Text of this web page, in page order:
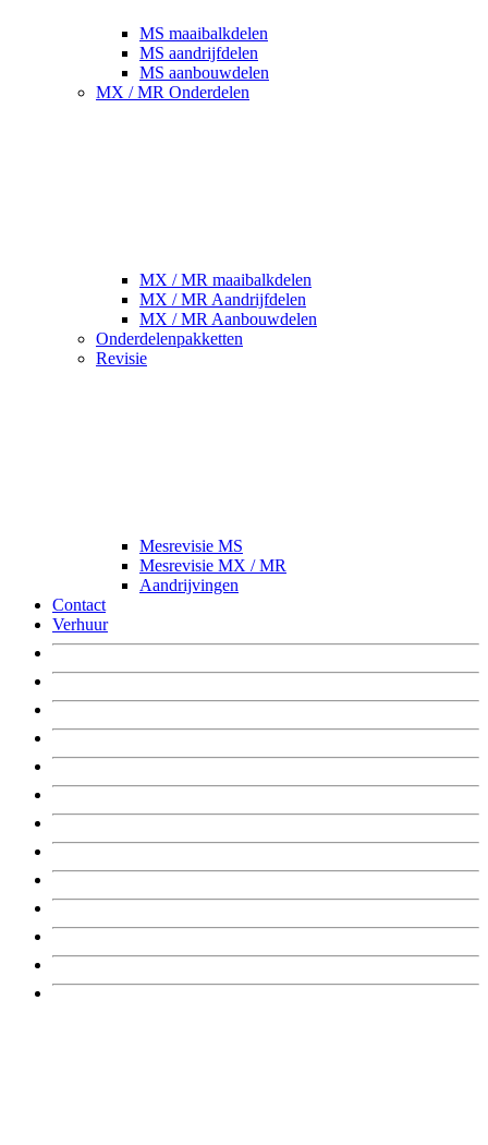
MS maaibalkdelen
MS aandrijfdelen
MS aanbouwdelen
MX / MR Onderdelen
MX / MR maaibalkdelen
MX / MR Aandrijfdelen
MX / MR Aanbouwdelen
Onderdelenpakketten
Revisie
Mesrevisie MS
Mesrevisie MX / MR
Aandrijvingen
Contact
Verhuur